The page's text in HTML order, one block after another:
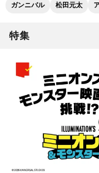
ガンニバル 松田元太
特集